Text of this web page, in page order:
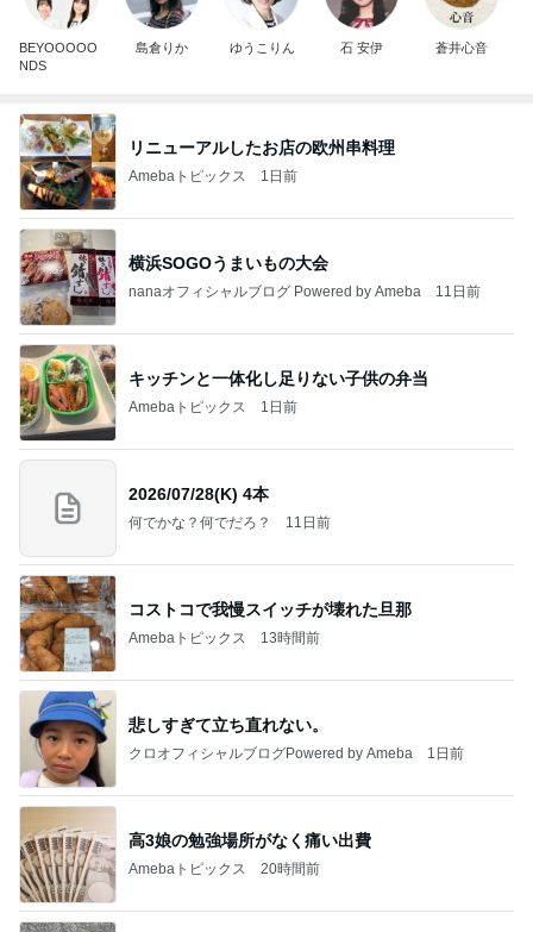
BEYOOOOO
NDS
島倉りか ゆうこりん 石 安伊 蒼井心音
リニューアルしたお店の欧州串料理
Amebaトピックス 1日前
横浜SOGOうまいもの大会
nanaオフィシャルブログ Powered by Ameba 11日前
キッチンと一体化し足りない子供の弁当
Amebaトピックス 1日前
2026/07/28(K) 4本
何でかな？何でだろ？ 11日前
コストコで我慢スイッチが壊れた旦那
Amebaトピックス 13時間前
悲しすぎて立ち直れない。
クロオフィシャルブログPowered by Ameba 1日前
高3娘の勉強場所がなく痛い出費
Amebaトピックス 20時間前